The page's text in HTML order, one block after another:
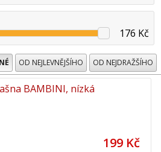
176 Kč
OD NEJLEVNĚJŠÍHO OD NEJDRAŽŠÍHO
BAMBINI, nízká
199 Kč